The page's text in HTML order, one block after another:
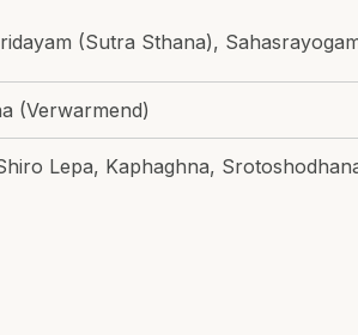
(Sutra Sthana),
(Verwarmend)
Lepa, Kaphaghna,